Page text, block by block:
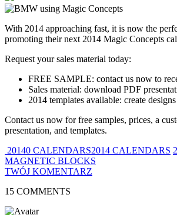
With 2014 approaching fast, it is now the
promoting their next 2014 Magic Concepts
Request your sales material today:
FREE SAMPLE: contact us now to
Sales material: download PDF
2014 templates available: create
Contact us now for free samples, prices, a
presentation, and templates.
20140 CALENDARS2014 CALENDARS
MAGNETIC BLOCKS
TWÓJ KOMENTARZ
15 COMMENTS